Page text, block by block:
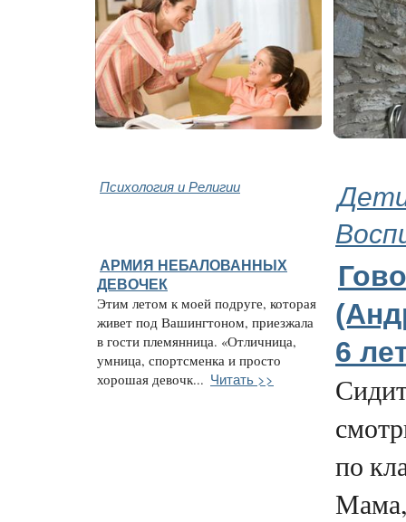
Психология и Религии
АРМИЯ НЕБАЛОВАННЫХ
ДЕВОЧЕК
Этим летом к моей подруге, которая
живет под Вашингтоном, приезжала
в гости племянница. «Отличница,
умница, спортсменка и просто
хорошая девочк... Читать >>
6
по